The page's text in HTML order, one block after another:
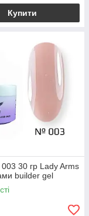
Купити
30 гр Lady Arms
builder gel